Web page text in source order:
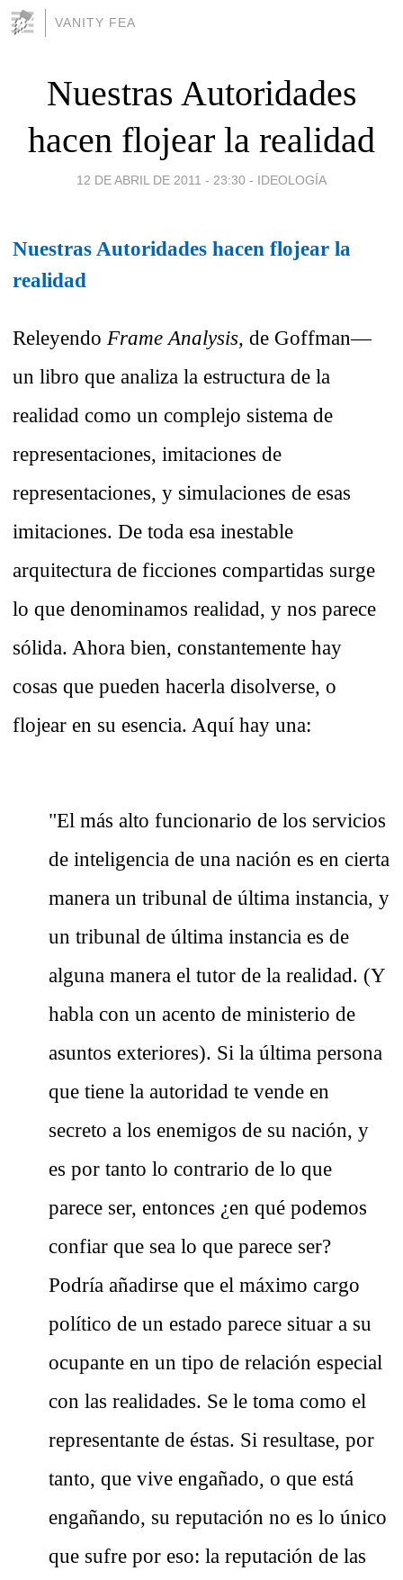
VANITY FEA
Nuestras Autoridades
hacen flojear la realidad
12 DE ABRIL DE 2011 - 23:30 - IDEOLOGÍA
Nuestras Autoridades hacen flojear la
realidad
Releyendo Frame Analysis, de Goffman—
un libro que analiza la estructura de la
realidad como un complejo sistema de
representaciones, imitaciones de
representaciones, y simulaciones de esas
imitaciones. De toda esa inestable
arquitectura de ficciones compartidas surge
lo que denominamos realidad, y nos parece
sólida. Ahora bien, constantemente hay
cosas que pueden hacerla disolverse, o
flojear en su esencia. Aquí hay una:
"El más alto funcionario de los servicios
de inteligencia de una nación es en cierta
manera un tribunal de última instancia, y
un tribunal de última instancia es de
alguna manera el tutor de la realidad. (Y
habla con un acento de ministerio de
asuntos exteriores). Si la última persona
que tiene la autoridad te vende en
secreto a los enemigos de su nación, y
es por tanto lo contrario de lo que
parece ser, entonces ¿en qué podemos
confiar que sea lo que parece ser?
Podría añadirse que el máximo cargo
político de un estado parece situar a su
ocupante en un tipo de relación especial
con las realidades. Se le toma como el
representante de éstas. Si resultase, por
tanto, que vive engañado, o que está
engañando, su reputación no es lo único
que sufre por eso: la reputación de las